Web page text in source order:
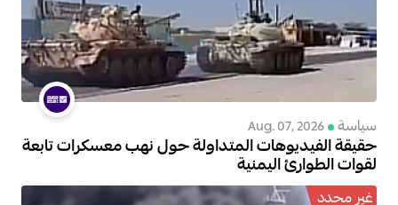
سياسة Aug. 07, 2026
حقيقة الفيديوهات المتداولة حول نهب معسكرات تابعة
لقوات الطوارئ اليمنية
غير محدد